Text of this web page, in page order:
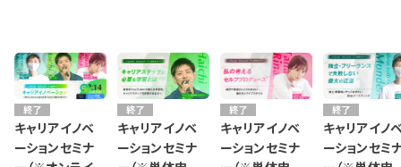
終了
キャリアイノベ
ーションセミナ
終了
キャリアイノベ
ーションセミナ
終了
キャリアイノベ
ーションセミナ
終了
キャリアイノ
ーションセミ